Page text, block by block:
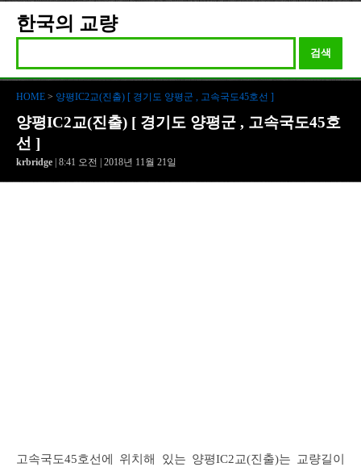
한국의 교량
검색
HOME > 양평IC2교(진출) [ 경기도 양평군 , 고속국도45호선 ]
양평IC2교(진출) [ 경기도 양평군 , 고속국도45호
선 ]
krbridge | 8:41 오전 | 2018년 11월 21일
고속국도45호선에 위치해 있는 양평IC2교(진출)는 교량길이